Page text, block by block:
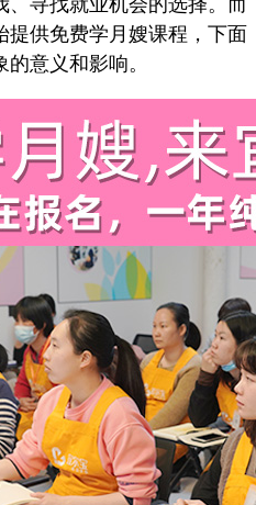
、寻找就业机会的选择。而
供免费学月嫂课程，下面
意义和影响。